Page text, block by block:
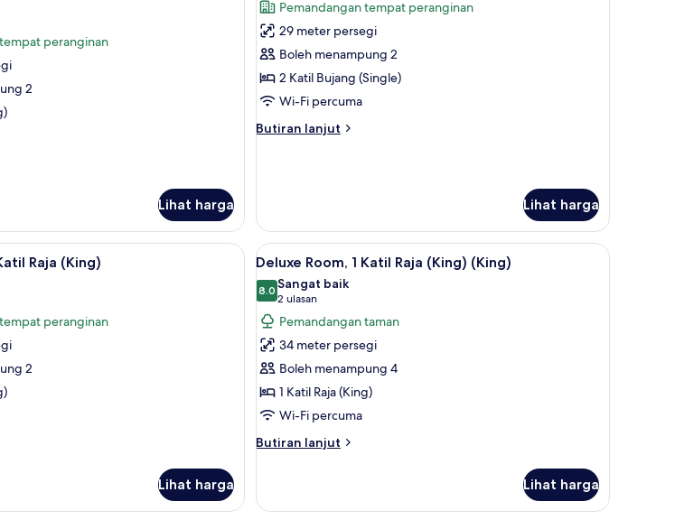
peranginan
2
Lihat harga
foto
untuk
Superior
Room,
2
Bujang
Pemandangan tempat peranginan
29 meter persegi
Boleh menampung 2
2 Katil Bujang (Single)
Wi-Fi percuma
Butiran lanjut
Butiran
Katil
Bujang
(Single)
Lihat harga
hipoalergenik, bar mini, peti besi dalam bilik
Classic Room, 1 Katil Raja (King) | Peralatan tempat tidur hipoalergenik, bar mini, peti besi dalam bilik
Raja (King)
peranginan
2
Lihat harga
Lihat
semua
foto
untuk
Deluxe
Room,
1
Katil
Raja
(King)
Peralatan tempat tidur hipoalergenik, bar
3
Deluxe Room, 1 Katil Raja (King) (King)
8.08.0 daripada 10
Sangat baik
2 ulasan
(2
ulasan)
Pemandangan taman
34 meter persegi
Boleh menampung 4
1 Katil Raja (King)
Wi-Fi percuma
Butiran lanjut
Butiran
Room,
Lihat harga